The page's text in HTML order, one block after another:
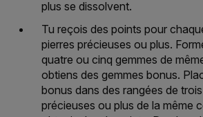
plus se dissolvent.
Tu reçois des points pour
pierres précieuses ou plus.
quatre ou cinq gemmes de
obtiens des gemmes bonus.
bonus dans des rangées de
précieuses ou plus de la même